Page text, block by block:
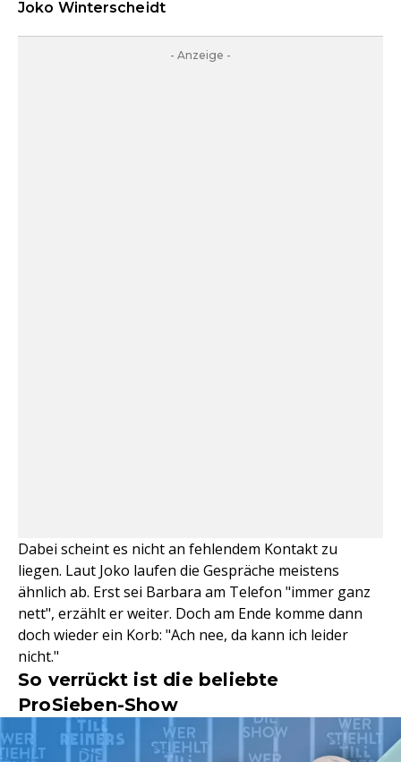
Joko Winterscheidt
- Anzeige -
Dabei scheint es nicht an fehlendem Kontakt zu
liegen. Laut Joko laufen die Gespräche meistens
ähnlich ab. Erst sei Barbara am Telefon "immer ganz
nett", erzählt er weiter. Doch am Ende komme dann
doch wieder ein Korb: "Ach nee, da kann ich leider
nicht."
So verrückt ist die beliebte
ProSieben-Show